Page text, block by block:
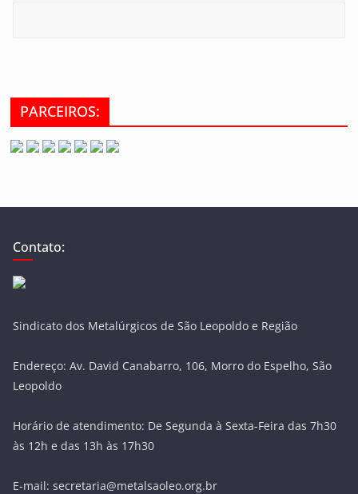
PARCEIROS:
Contato:
Sindicato dos Metalúrgicos de São Leopoldo e Região
Endereço: Av. David Canabarro, 106, Morro do Espelho, São
Leopoldo
Horário de atendimento: De Segunda à Sexta-Feira das 7h30
às 12h e das 13h às 17h30
E-mail: secretaria@metalsaoleo.org.br